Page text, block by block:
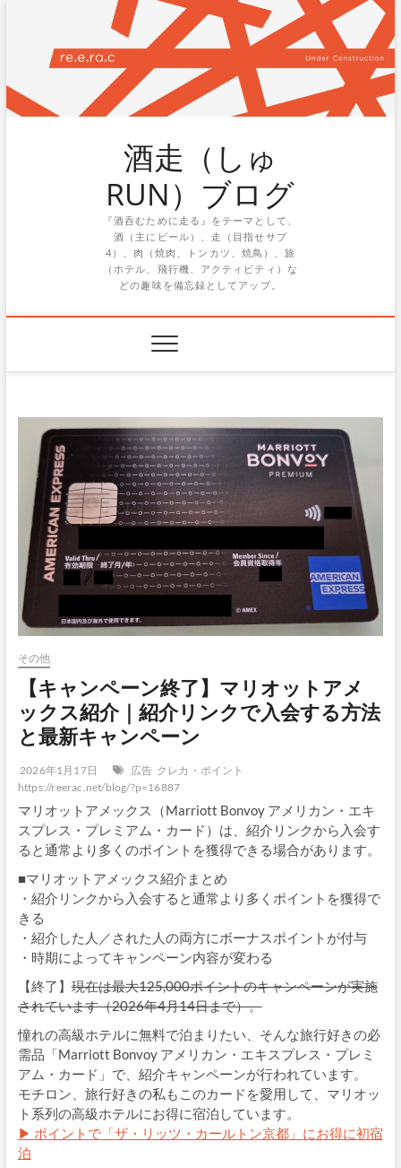
酒走（しゅ
RUN）ブログ
『酒呑むために走る』をテーマとして、
酒（主にビール）、走（目指せサブ
4）、肉（焼肉、トンカツ、焼鳥）、旅
（ホテル、飛行機、アクティビティ）な
どの趣味を備忘録としてアップ。
その他
【キャンペーン終了】マリオットアメ
ックス紹介｜紹介リンクで入会する方法
と最新キャンペーン
2026年1月17日 広告 クレカ・ポイント
https://reerac.net/blog/?p=16887
マリオットアメックス（Marriott Bonvoy アメリカン・エキ
スプレス・プレミアム・カード）は、紹介リンクから入会す
ると通常より多くのポイントを獲得できる場合があります。
■マリオットアメックス紹介まとめ
・紹介リンクから入会すると通常より多くポイントを獲得で
きる
・紹介した人／された人の両方にボーナスポイントが付与
・時期によってキャンペーン内容が変わる
【終了】現在は最大125,000ポイントのキャンペーンが実施
されています（2026年4月14日まで）。
憧れの高級ホテルに無料で泊まりたい、そんな旅行好きの必
需品「Marriott Bonvoy アメリカン・エキスプレス・プレミ
アム・カード」で、紹介キャンペーンが行われています。
モチロン、旅行好きの私もこのカードを愛用して、マリオッ
ト系列の高級ホテルにお得に宿泊しています。
▶ ポイントで「ザ・リッツ・カールトン京都」にお得に初宿
泊